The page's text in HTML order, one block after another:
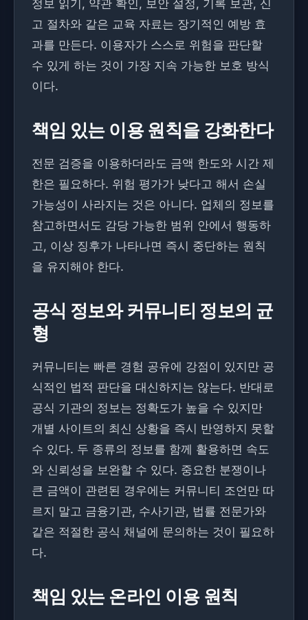
정보 읽기, 약관 확인, 보안 설정, 기록 보관, 신
고 절차와 같은 교육 자료는 장기적인 예방 효
과를 만든다. 이용자가 스스로 위험을 판단할
수 있게 하는 것이 가장 지속 가능한 보호 방식
이다.
책임 있는 이용 원칙을 강화한다
전문 검증을 이용하더라도 금액 한도와 시간 제
한은 필요하다. 위험 평가가 낮다고 해서 손실
가능성이 사라지는 것은 아니다. 업체의 정보를
참고하면서도 감당 가능한 범위 안에서 행동하
고, 이상 징후가 나타나면 즉시 중단하는 원칙
을 유지해야 한다.
공식 정보와 커뮤니티 정보의 균
형
커뮤니티는 빠른 경험 공유에 강점이 있지만 공
식적인 법적 판단을 대신하지는 않는다. 반대로
공식 기관의 정보는 정확도가 높을 수 있지만
개별 사이트의 최신 상황을 즉시 반영하지 못할
수 있다. 두 종류의 정보를 함께 활용하면 속도
와 신뢰성을 보완할 수 있다. 중요한 분쟁이나
큰 금액이 관련된 경우에는 커뮤니티 조언만 따
르지 말고 금융기관, 수사기관, 법률 전문가와
같은 적절한 공식 채널에 문의하는 것이 필요하
다.
책임 있는 온라인 이용 원칙